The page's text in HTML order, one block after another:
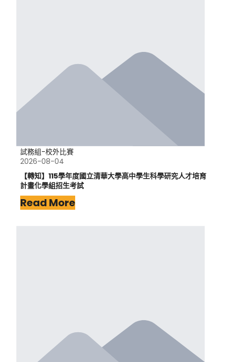
試務組-校外比賽
2026-08-04
【轉知】115學年度國立清華大學高中學生科學研究人才培育
計畫化學組招生考試
Read More